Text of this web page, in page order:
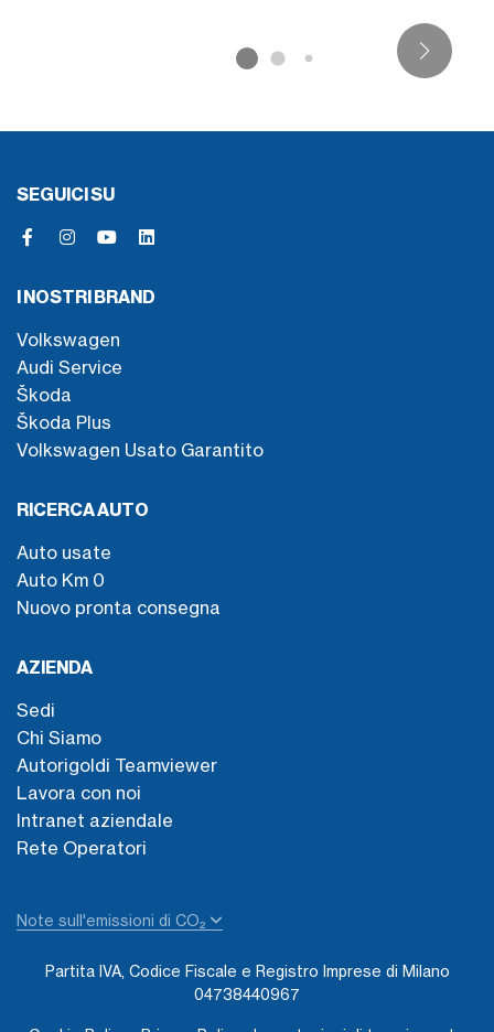
SEGUICI SU
I NOSTRI BRAND
Volkswagen
Audi Service
Škoda
Škoda Plus
Volkswagen Usato Garantito
RICERCA AUTO
Auto usate
Auto Km 0
Nuovo pronta consegna
AZIENDA
Sedi
Chi Siamo
Autorigoldi Teamviewer
Lavora con noi
Intranet aziendale
Rete Operatori
Note sull'emissioni di CO₂
Partita IVA, Codice Fiscale e Registro Imprese di Milano
04738440967